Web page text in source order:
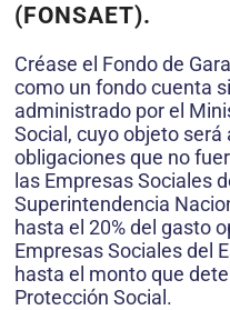
(FONSAET).
Créase el Fondo de
como un fondo cuenta
administrado por el
Social, cuyo objeto
obligaciones que no
las Empresas Sociales
Superintendencia
hasta el 20% del gasto
Empresas Sociales del
hasta el monto que
Protección Social.